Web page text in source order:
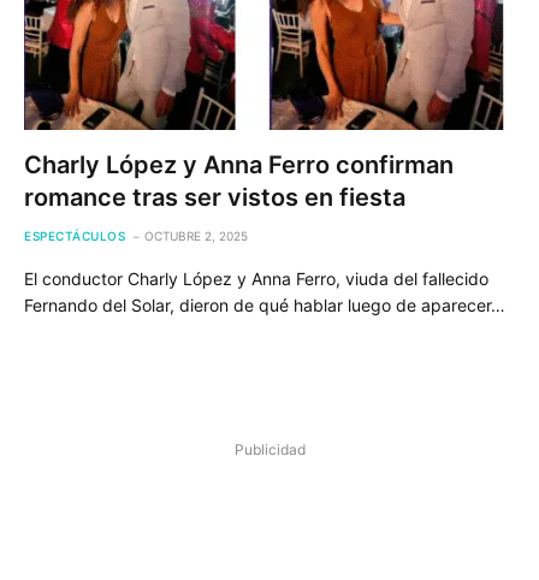
Charly López y Anna Ferro confirman
romance tras ser vistos en fiesta
ESPECTÁCULOS OCTUBRE 2, 2025
El conductor Charly López y Anna Ferro, viuda del fallecido
Fernando del Solar, dieron de qué hablar luego de aparecer…
Publicidad